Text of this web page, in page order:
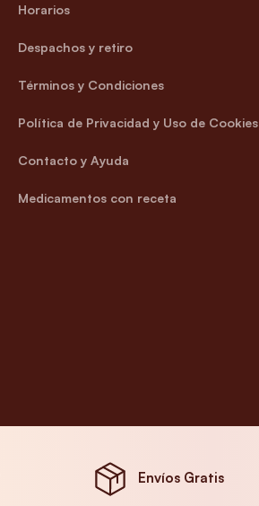
Horarios
Despachos y retiro
Términos y Condiciones
Política de Privacidad y Uso de Cookies
Contacto y Ayuda
Medicamentos con receta
Envíos Gratis